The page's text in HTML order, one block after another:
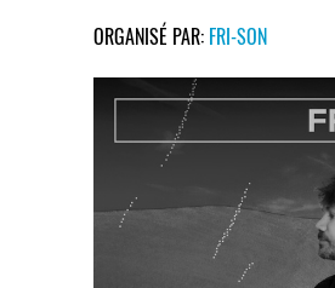
ORGANISÉ PAR: FRI-SON